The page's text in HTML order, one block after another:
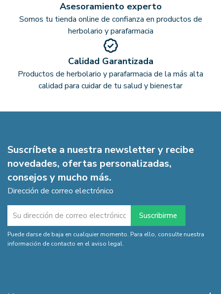
Asesoramiento experto
Somos tu tienda online de confianza en productos de
herbolario y parafarmacia
Calidad Garantizada
Productos de herbolario y parafarmacia de la más alta
calidad para cuidar de tu salud y bienestar
Suscríbete a nuestra newsletter y recibe
novedades, ofertas personalizadas,
consejos y mucho más.
Dirección de correo electrónico
Puede darse de baja en cualquier momento. Para ello, consulte nuestra
información de contacto en el aviso legal.